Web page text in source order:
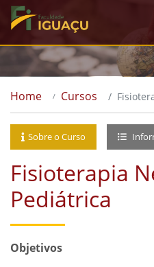
Home Cursos
Sobre o Curso
Fisioterapia
Pediátrica
Objetivos